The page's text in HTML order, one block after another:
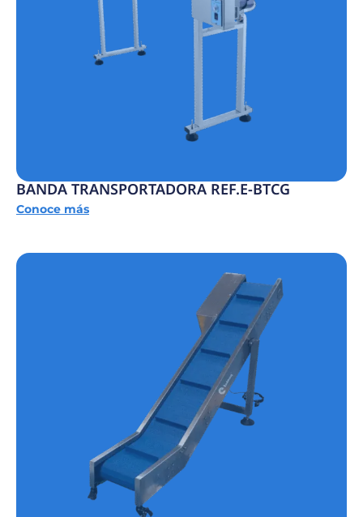
BANDA TRANSPORTADORA REF.E-BTCG
Conoce más